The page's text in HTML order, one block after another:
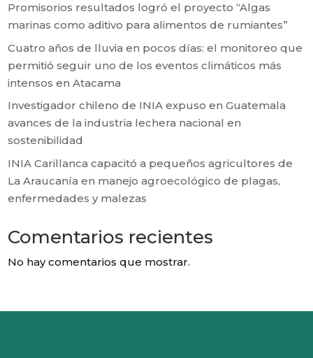
Promisorios resultados logró el proyecto “Algas
marinas como aditivo para alimentos de rumiantes”
Cuatro años de lluvia en pocos días: el monitoreo que
permitió seguir uno de los eventos climáticos más
intensos en Atacama
Investigador chileno de INIA expuso en Guatemala
avances de la industria lechera nacional en
sostenibilidad
INIA Carillanca capacitó a pequeños agricultores de
La Araucanía en manejo agroecológico de plagas,
enfermedades y malezas
Comentarios recientes
No hay comentarios que mostrar.